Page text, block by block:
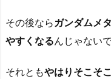
その後ならガンダムメ
やすくなるんじゃない
それともやはりそこそ